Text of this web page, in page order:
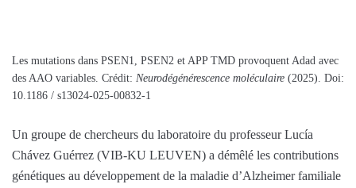
Les mutations dans PSEN1, PSEN2 et APP TMD provoquent Adad avec
des AAO variables. Crédit: Neurodégénérescence moléculaire (2025). Doi:
10.1186 / s13024-025-00832-1
Un groupe de chercheurs du laboratoire du professeur Lucía
Chávez Guérrez (VIB-KU LEUVEN) a démêlé les contributions
génétiques au développement de la maladie d’Alzheimer familiale